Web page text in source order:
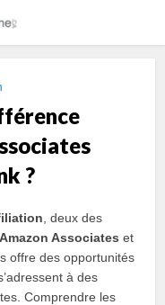
?
, deux des
Amazon Associates et
offre des opportunités
à des
Comprendre les